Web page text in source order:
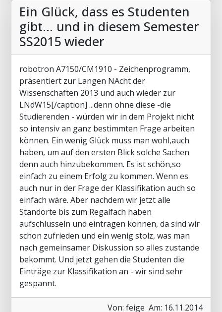
Ein Glück, dass es Studenten
gibt... und in diesem Semester
SS2015 wieder
robotron A7150/CM1910 - Zeichenprogramm,
präsentiert zur Langen NAcht der
Wissenschaften 2013 und auch wieder zur
LNdW15[/caption] ...denn ohne diese -die
Studierenden - würden wir in dem Projekt nicht
so intensiv an ganz bestimmten Frage arbeiten
können. Ein wenig Glück muss man wohl,auch
haben, um auf den ersten Blick solche Sachen
denn auch hinzubekommen. Es ist schön,so
einfach zu einem Erfolg zu kommen. Wenn es
auch nur in der Frage der Klassifikation auch so
einfach wäre. Aber nachdem wir jetzt alle
Standorte bis zum Regalfach haben
aufschlüsseln und eintragen können, da sind wir
schon zufrieden und ein wenig stolz, was man
nach gemeinsamer Diskussion so alles zustande
bekommt. Und jetzt gehen die Studenten die
Einträge zur Klassifikation an - wir sind sehr
gespannt.
Von: feige Am: 16.11.2014